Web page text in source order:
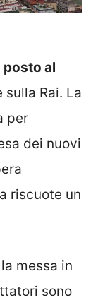
posto al
Rai. La
per
dei nuovi
riscuote un
messa in
sono